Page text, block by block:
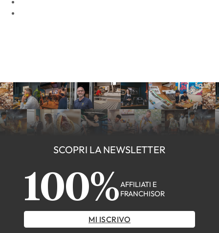
SCOPRI LA NEWSLETTER
100% AFFILIATI E
FRANCHISOR
MI ISCRIVO